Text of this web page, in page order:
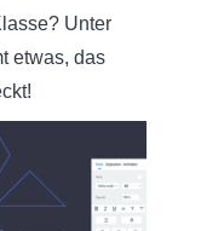
Unter
etwas, das